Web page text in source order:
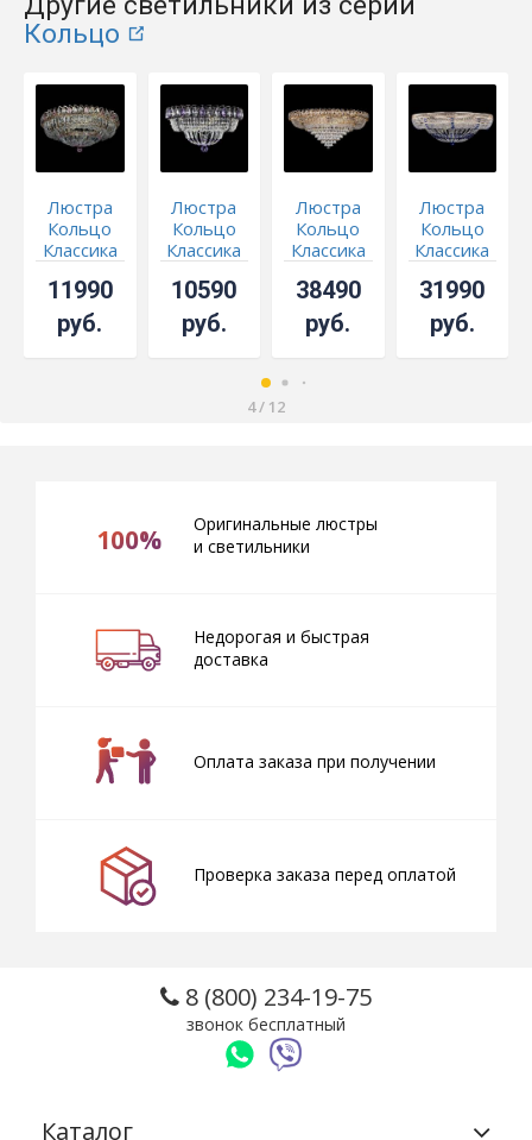
Кольцо
Люстра
Кольцо
Классика
розовая
11990
руб.
Люстра
Кольцо
Классика
фиолетовыми
10590
руб.
Люстра
Кольцо
Классика
№10
38490
руб.
Люстра
Кольцо
Классика
синяя
31990
руб.
4/ 12
100%
Оригинальные люстры
и светильники
Недорогая и быстрая
доставка
Оплата заказа при получении
Проверка заказа перед оплатой
8 (800) 234-19-75
звонок бесплатный
Каталог